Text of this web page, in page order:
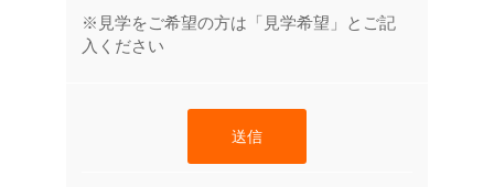
※見学をご希望の方は「見学希望」とご記
入ください
送信